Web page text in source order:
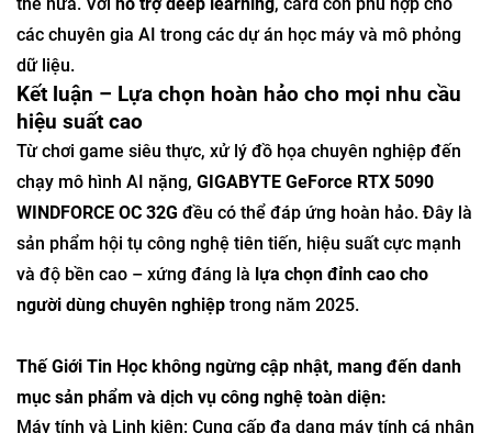
các chuyên gia AI trong các dự án học máy và mô phỏng
dữ liệu.
Kết luận – Lựa chọn hoàn hảo cho mọi nhu cầu
hiệu suất cao
Từ chơi game siêu thực, xử lý đồ họa chuyên nghiệp đến
chạy mô hình AI nặng, GIGABYTE GeForce RTX 5090
WINDFORCE OC 32G đều có thể đáp ứng hoàn hảo. Đây là
sản phẩm hội tụ công nghệ tiên tiến, hiệu suất cực mạnh
và độ bền cao – xứng đáng là lựa chọn đỉnh cao cho
người dùng chuyên nghiệp trong năm 2025.
Thế Giới Tin Học không ngừng cập nhật, mang đến danh
mục sản phẩm và dịch vụ công nghệ toàn diện:
Máy tính và Linh kiện: Cung cấp đa dạng máy tính cá nhân